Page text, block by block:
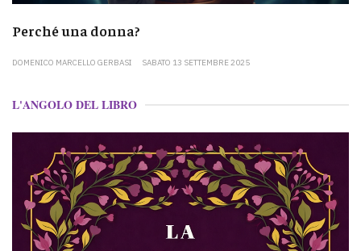
Perché una donna?
DOMENICO MARCELLO GERBASI SABATO 13 SETTEMBRE 2025
L'ANGOLO DEL LIBRO